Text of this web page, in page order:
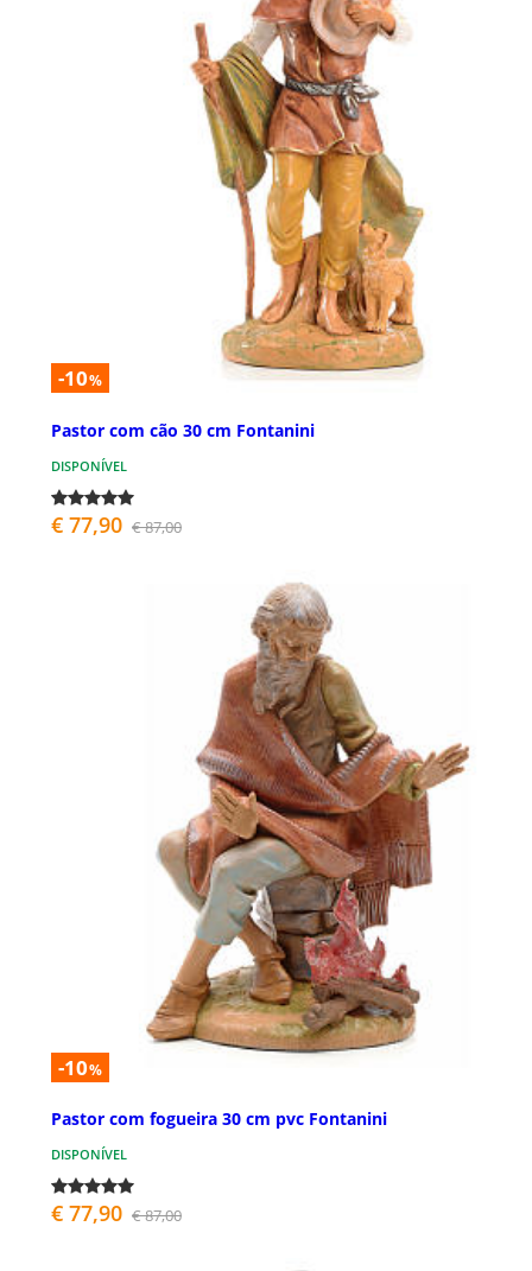
-10%
Pastor com cão 30 cm Fontanini
DISPONÍVEL
€ 77,90 € 87,00
-10%
Pastor com fogueira 30 cm pvc Fontanini
DISPONÍVEL
€ 77,90 € 87,00